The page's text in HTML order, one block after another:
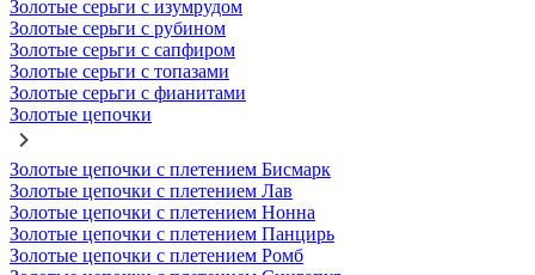
Золотые серьги с изумрудом
Золотые серьги с рубином
Золотые серьги с сапфиром
Золотые серьги с топазами
Золотые серьги с фианитами
Золотые цепочки
Золотые цепочки с плетением Бисмарк
Золотые цепочки с плетением Лав
Золотые цепочки с плетением Нонна
Золотые цепочки с плетением Панцирь
Золотые цепочки с плетением Ромб